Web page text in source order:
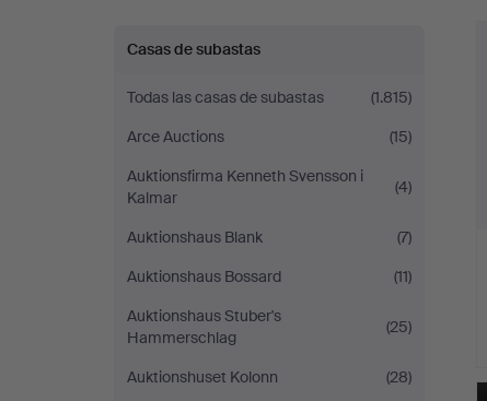
Casas de subastas
Todas las casas de subastas
(1.815)
Arce Auctions
(15)
Auktionsfirma Kenneth Svensson i
Kalmar
(4)
Auktionshaus Blank
(7)
Auktionshaus Bossard
(11)
Auktionshaus Stuber's
Hammerschlag
(25)
Auktionshuset Kolonn
(28)